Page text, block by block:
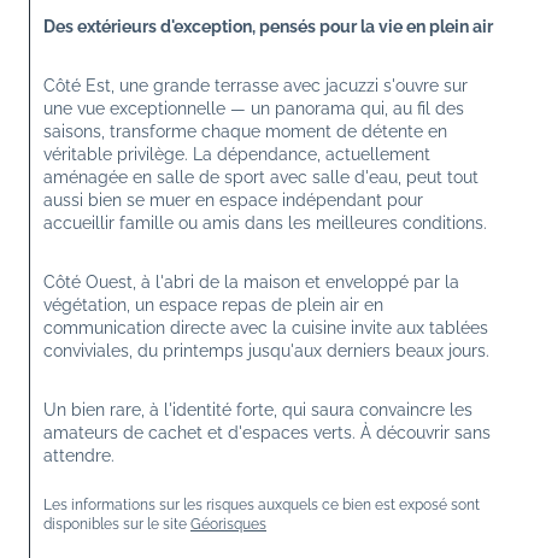
Des extérieurs d'exception, pensés pour la vie en plein air
Côté Est, une grande terrasse avec jacuzzi s'ouvre sur
une vue exceptionnelle — un panorama qui, au fil des
saisons, transforme chaque moment de détente en
véritable privilège. La dépendance, actuellement
aménagée en salle de sport avec salle d'eau, peut tout
aussi bien se muer en espace indépendant pour
accueillir famille ou amis dans les meilleures conditions.
Côté Ouest, à l'abri de la maison et enveloppé par la
végétation, un espace repas de plein air en
communication directe avec la cuisine invite aux tablées
conviviales, du printemps jusqu'aux derniers beaux jours.
Un bien rare, à l'identité forte, qui saura convaincre les
amateurs de cachet et d'espaces verts. À découvrir sans
attendre.
Les informations sur les risques auxquels ce bien est exposé sont
disponibles sur le site Géorisques